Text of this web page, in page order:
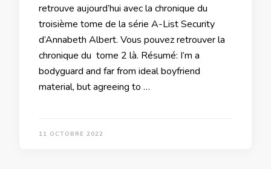
retrouve aujourd’hui avec la chronique du
troisième tome de la série A-List Security
d’Annabeth Albert. Vous pouvez retrouver la
chronique du tome 2 là. Résumé: I’m a
bodyguard and far from ideal boyfriend
material, but agreeing to …
11 OCTOBRE 2022